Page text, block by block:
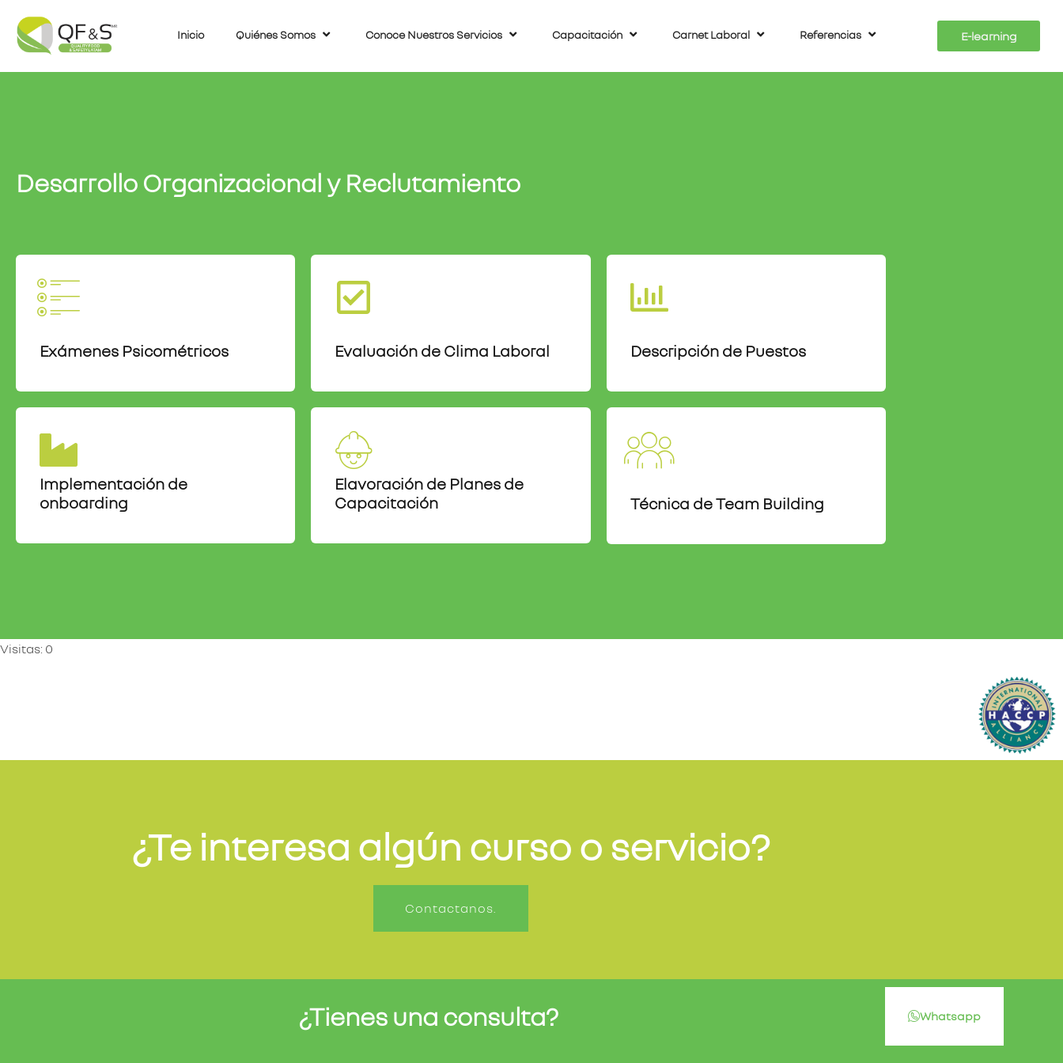
Inicio Quiénes Somos Conoce Nuestros Servicios Capacitación Carnet Laboral Referencias E-learning
Desarrollo Organizacional y Reclutamiento
Exámenes Psicométricos Evaluación de Clima Laboral Descripción de Puestos
Implementación de
onboarding
Elavoración de Planes de
Capacitación
Técnica de Team Building
Visitas: 0
¿Te interesa algún curso o servicio?
Contactanos.
¿Tienes una consulta? Whatsapp